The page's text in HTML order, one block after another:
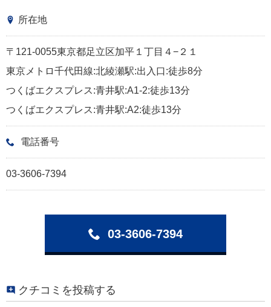
所在地
〒121-0055東京都足立区加平１丁目４−２１
東京メトロ千代田線:北綾瀬駅:出入口:徒歩8分
つくばエクスプレス:青井駅:A1-2:徒歩13分
つくばエクスプレス:青井駅:A2:徒歩13分
電話番号
03-3606-7394
03-3606-7394
クチコミを投稿する